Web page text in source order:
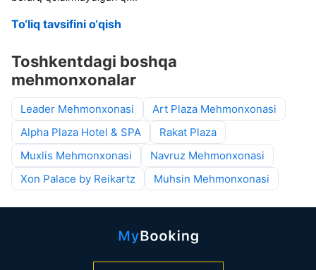
To‘liq tavsifini o‘qish
Toshkentdagi boshqa
mehmonxonalar
Leader Mehmonxonasi
Art Plaza Mehmonxonasi
Alpha Plaza Hotel & SPA
Rakat Plaza
Muxlis Mehmonxonasi
Navruz Mehmonxonasi
Xon Palace by Reikartz
Muhsin Mehmonxonasi